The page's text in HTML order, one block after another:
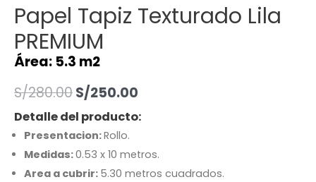
Papel Tapiz Texturado Lila
PREMIUM
Área: 5.3 m2
S/280.00S/250.00
Detalle del producto:
Presentacion:Rollo.
Medidas:0.53 x 10 metros.
Area a cubrir: 5.30 metros cuadrados.